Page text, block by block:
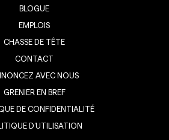
BLOGUE
EMPLOIS
CHASSE DE TÊTE
CONTACT
AVEC NOUS
GRENIER EN BREF
DE CONFIDENTIALITÉ
D’UTILISATION